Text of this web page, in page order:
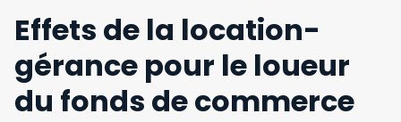
Effets de la location-
gérance pour le loueur
du fonds de commerce